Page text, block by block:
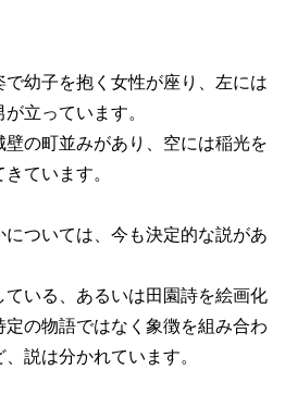
幼子を抱く女性が座り、左には
立っています。
の町並みがあり、空には稲光を
ています。
ついては、今も決定的な説があ
いる、あるいは田園詩を絵画化
定の物語ではなく象徴を組み合わ
説は分かれています。